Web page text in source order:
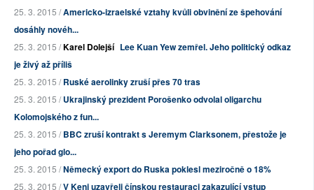
25. 3. 2015 /Americko-izraelské vztahy kvůli obvinění ze špehování
dosáhly novéh...
25. 3. 2015 /Karel Dolejší Lee Kuan Yew zemřel. Jeho politický odkaz
je živý až příliš
25. 3. 2015 /Ruské aerolinky zruší přes 70 tras
25. 3. 2015 /Ukrajinský prezident Porošenko odvolal oligarchu
Kolomojského z fun...
25. 3. 2015 /BBC zruší kontrakt s Jeremym Clarksonem, přestože je
jeho pořad glo...
25. 3. 2015 /Německý export do Ruska poklesl meziročně o 18%
25. 3. 2015 /V Keni uzavřeli čínskou restauraci zakazující vstup